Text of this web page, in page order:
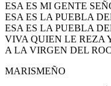
ESA ES MI GENTE
ESA ES LA PUEBLA
ESA ES LA PUEBLA
VIVA QUIEN LE REZA
A LA VIRGEN DEL
MARISMEÑO